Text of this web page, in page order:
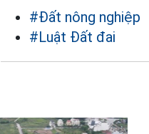
#Đất nông nghiệp
#Luật Đất đai